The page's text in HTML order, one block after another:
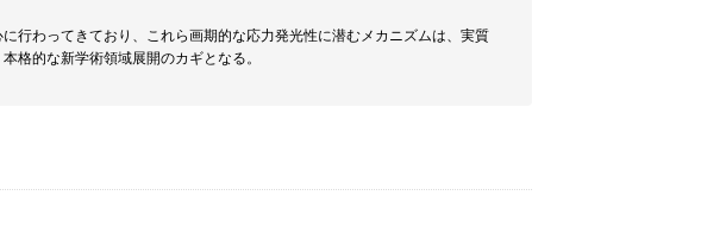
行わってきており、これら画期的な応力発光性に潜むメカニズムは、実質
格的な新学術領域展開のカギとなる。